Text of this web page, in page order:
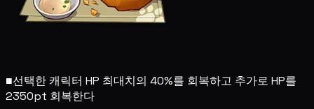
■선택한 캐릭터 HP 최대치의 40%를 회복하고 추가로 HP를
2350pt 회복한다